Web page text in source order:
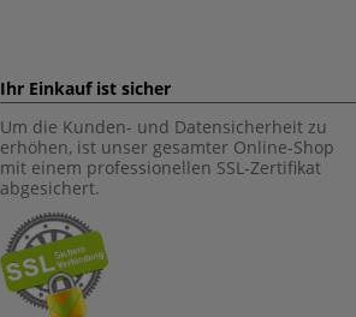
Ihr Einkauf ist sicher
Um die Kunden- und Datensicherheit zu
erhöhen, ist unser gesamter Online-Shop
mit einem professionellen SSL-Zertifikat
abgesichert.